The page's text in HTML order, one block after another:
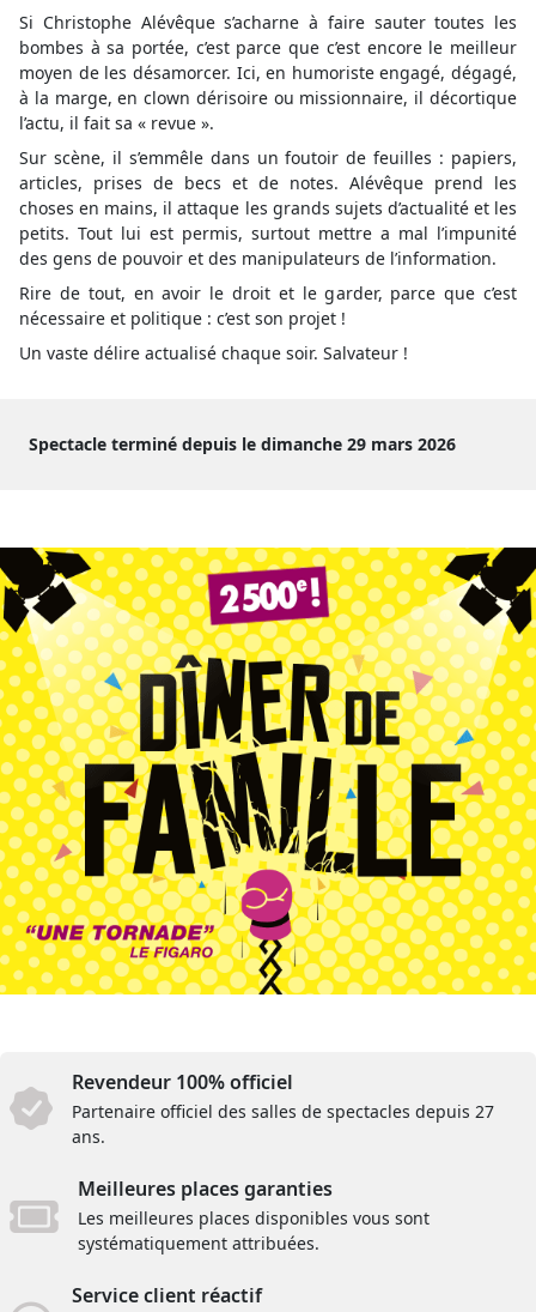
Si Christophe Alévêque s’acharne à faire sauter toutes les
bombes à sa portée, c’est parce que c’est encore le meilleur
moyen de les désamorcer. Ici, en humoriste engagé, dégagé,
à la marge, en clown dérisoire ou missionnaire, il décortique
l’actu, il fait sa « revue ».
Sur scène, il s’emmêle dans un foutoir de feuilles : papiers,
articles, prises de becs et de notes. Alévêque prend les
choses en mains, il attaque les grands sujets d’actualité et les
petits. Tout lui est permis, surtout mettre a mal l’impunité
des gens de pouvoir et des manipulateurs de l’information.
Rire de tout, en avoir le droit et le garder, parce que c’est
nécessaire et politique : c’est son projet !
Un vaste délire actualisé chaque soir. Salvateur !
Spectacle terminé depuis le dimanche 29 mars 2026
Revendeur 100% officiel
Partenaire officiel des salles de spectacles depuis 27
ans.
Meilleures places garanties
Les meilleures places disponibles vous sont
systématiquement attribuées.
Service client réactif